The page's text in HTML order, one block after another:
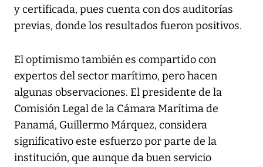
y certificada, pues cuenta con dos auditorías
previas, donde los resultados fueron positivos.
El optimismo también es compartido con
expertos del sector marítimo, pero hacen
algunas observaciones. El presidente de la
Comisión Legal de la Cámara Marítima de
Panamá, Guillermo Márquez, considera
significativo este esfuerzo por parte de la
institución, que aunque da buen servicio